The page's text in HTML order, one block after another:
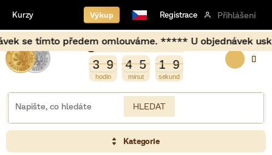
obsah
omlouváme. ***** U objednávek
Výkup Registrace Přihlášení
Kurzy
3
3 9
9 4
4 5
5 1
2
1 8
9
8
0
9
HLEDAT
Kategorie